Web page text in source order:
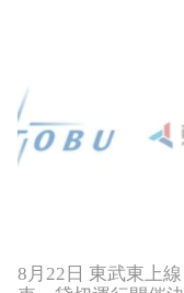
8月22日 東武東上